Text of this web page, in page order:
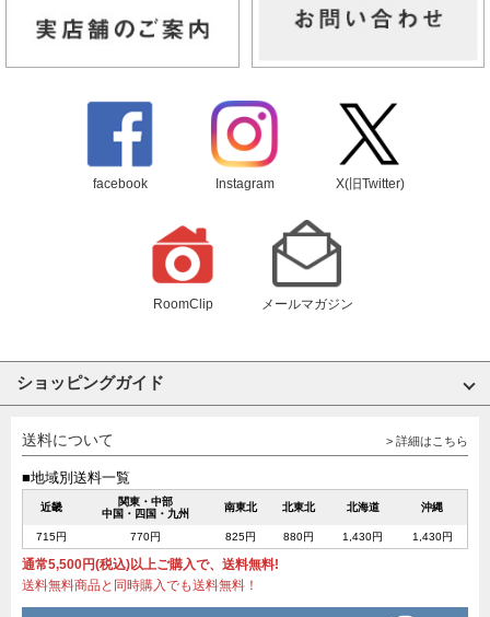
facebook Instagram X(旧Twitter)
RoomClip メールマガジン
ショッピングガイド
送料について > 詳細はこちら
■地域別送料一覧
近畿
関東・中部
中国・四国・九州
南東北 北東北 北海道 沖縄
715円 770円 825円 880円 1,430円 1,430円
通常5,500円(税込)以上ご購入で、送料無料!
送料無料商品と同時購入でも送料無料！